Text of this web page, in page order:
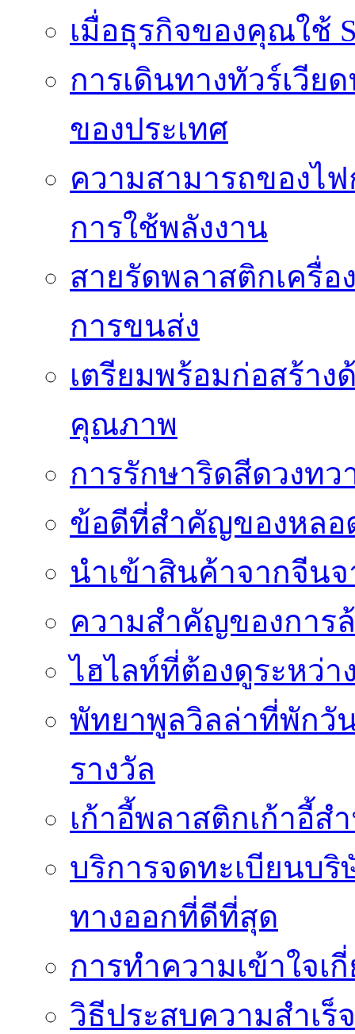
เมื่อธุรกิจของคุณใช้
การเดินทางทัวร์เวี
ของประเทศ
ความสามารถของไ
การใช้พลังงาน
สายรัดพลาสติกเครื่
การขนส่ง
เตรียมพร้อมก่อสร้า
คุณภาพ
การรักษาริดสีดวงทว
ข้อดีที่สำคัญของหลอ
นำเข้าสินค้าจากจีน
ความสำคัญของการ
ไฮไลท์ที่ต้องดูระหว่า
พัทยาพูลวิลล่าที่พักวั
รางวัล
เก้าอี้พลาสติกเก้าอี้
บริการจดทะเบียนบ
ทางออกที่ดีที่สุด
การทำความเข้าใจเ
วิธีประสบความสำเ